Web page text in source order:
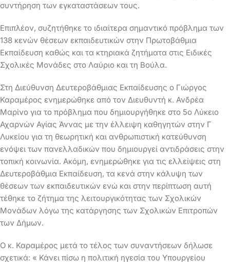
συντήρηση των εγκαταστάσεων τους.
Επιπλέον, συζητήθηκε το ιδιαίτερα σημαντικό πρόβλημα των
138 κενών θέσεων εκπαιδευτικών στην Πρωτοβάθμια
Εκπαίδευση καθώς και τα κτηριακά ζητήματα στις Ειδικές
Σχολικές Μονάδες στο Λαύριο και τη Βούλα.
Στη Διεύθυνση Δευτεροβάθμιας Εκπαίδευσης ο Γιώργος
Καραμέρος ενημερώθηκε από τον Διευθυντή κ. Ανδρέα
Μαρίνο για το πρόβλημα που δημιουργήθηκε στο 5ο Λύκειο
Αχαρνών Αγίας Άννας με την έλλειψη καθηγητών στην Γ
Λυκείου για τη θεωρητική και ανθρωπιστική κατεύθυνση
ενόψει των πανελλαδικών που δημιουργεί αντιδράσεις στην
τοπική κοινωνία. Ακόμη, ενημερώθηκε για τις ελλείψεις στη
Δευτεροβάθμια Εκπαίδευση, τα κενά στην κάλυψη των
θέσεων των εκπαιδευτικών ενώ και στην περίπτωση αυτή
τέθηκε το ζήτημα της λειτουργικότητας των Σχολικών
Μονάδων λόγω της κατάργησης των Σχολικών Επιτροπών
των Δήμων.
Ο κ. Καραμέρος μετά το τέλος των συναντήσεων δήλωσε
σχετικά: « Κάνει πίσω η πολιτική ηγεσία του Υπουργείου